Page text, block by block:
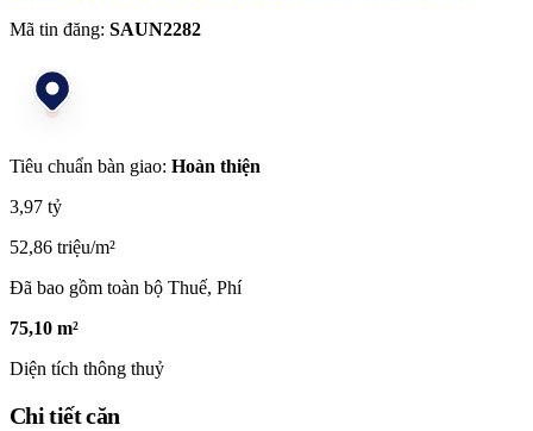
Mã tin đăng: SAUN2282
Tiêu chuẩn bàn giao: Hoàn thiện
3,97 tỷ
52,86 triệu/m²
Đã bao gồm toàn bộ Thuế, Phí
75,10 m²
Diện tích thông thuỷ
Chi tiết căn